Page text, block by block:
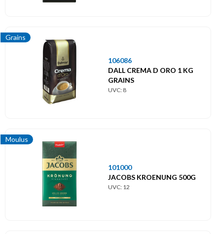
Thés
Grains
106086
DALL CREMA D ORO 1 KG
GRAINS
UVC: 8
Moulus
101000
JACOBS KROENUNG 500G
UVC: 12